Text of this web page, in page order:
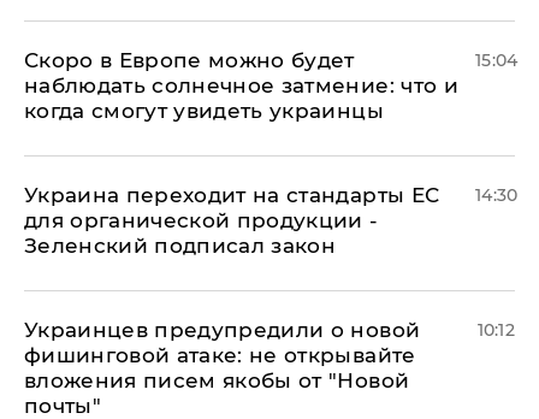
Скоро в Европе можно будет
наблюдать солнечное затмение: что и
когда смогут увидеть украинцы
15:04
Украина переходит на стандарты ЕС
для органической продукции -
Зеленский подписал закон
14:30
Украинцев предупредили о новой
фишинговой атаке: не открывайте
вложения писем якобы от "Новой
почты"
10:12